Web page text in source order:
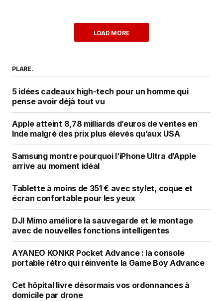
LOAD MORE
PLARE.
5 idées cadeaux high-tech pour un homme qui
pense avoir déjà tout vu
Apple atteint 8,78 milliards d’euros de ventes en
Inde malgré des prix plus élevés qu’aux USA
Samsung montre pourquoi l’iPhone Ultra d’Apple
arrive au moment idéal
Tablette à moins de 351 € avec stylet, coque et
écran confortable pour les yeux
DJI Mimo améliore la sauvegarde et le montage
avec de nouvelles fonctions intelligentes
AYANEO KONKR Pocket Advance : la console
portable rétro qui réinvente la Game Boy Advance
Cet hôpital livre désormais vos ordonnances à
domicile par drone